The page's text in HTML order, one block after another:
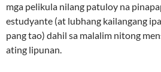
mga pelikula nilang patuloy na
estudyante (at lubhang kailangang
pang tao) dahil sa malalim nitong
ating lipunan.